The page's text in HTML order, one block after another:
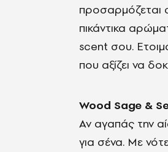
προσαρμόζεται
πικάντικα
scent σου.
που αξίζει να
Wood Sage &
Αν αγαπάς την
για σένα. Με